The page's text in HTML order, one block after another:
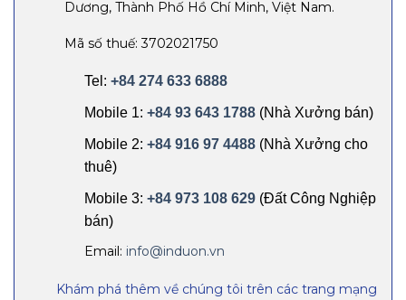
Dương, Thành Phố Hồ Chí Minh, Việt Nam.
Mã số thuế: 3702021750
Tel: +84 274 633 6888
Mobile 1: +84 93 643 1788 (Nhà Xưởng bán)
Mobile 2: +84 916 97 4488 (Nhà Xưởng cho
thuê)
Mobile 3: +84 973 108 629 (Đất Công Nghiệp
bán)
Email: info@induon.vn
Khám phá thêm về chúng tôi trên các trang mạng